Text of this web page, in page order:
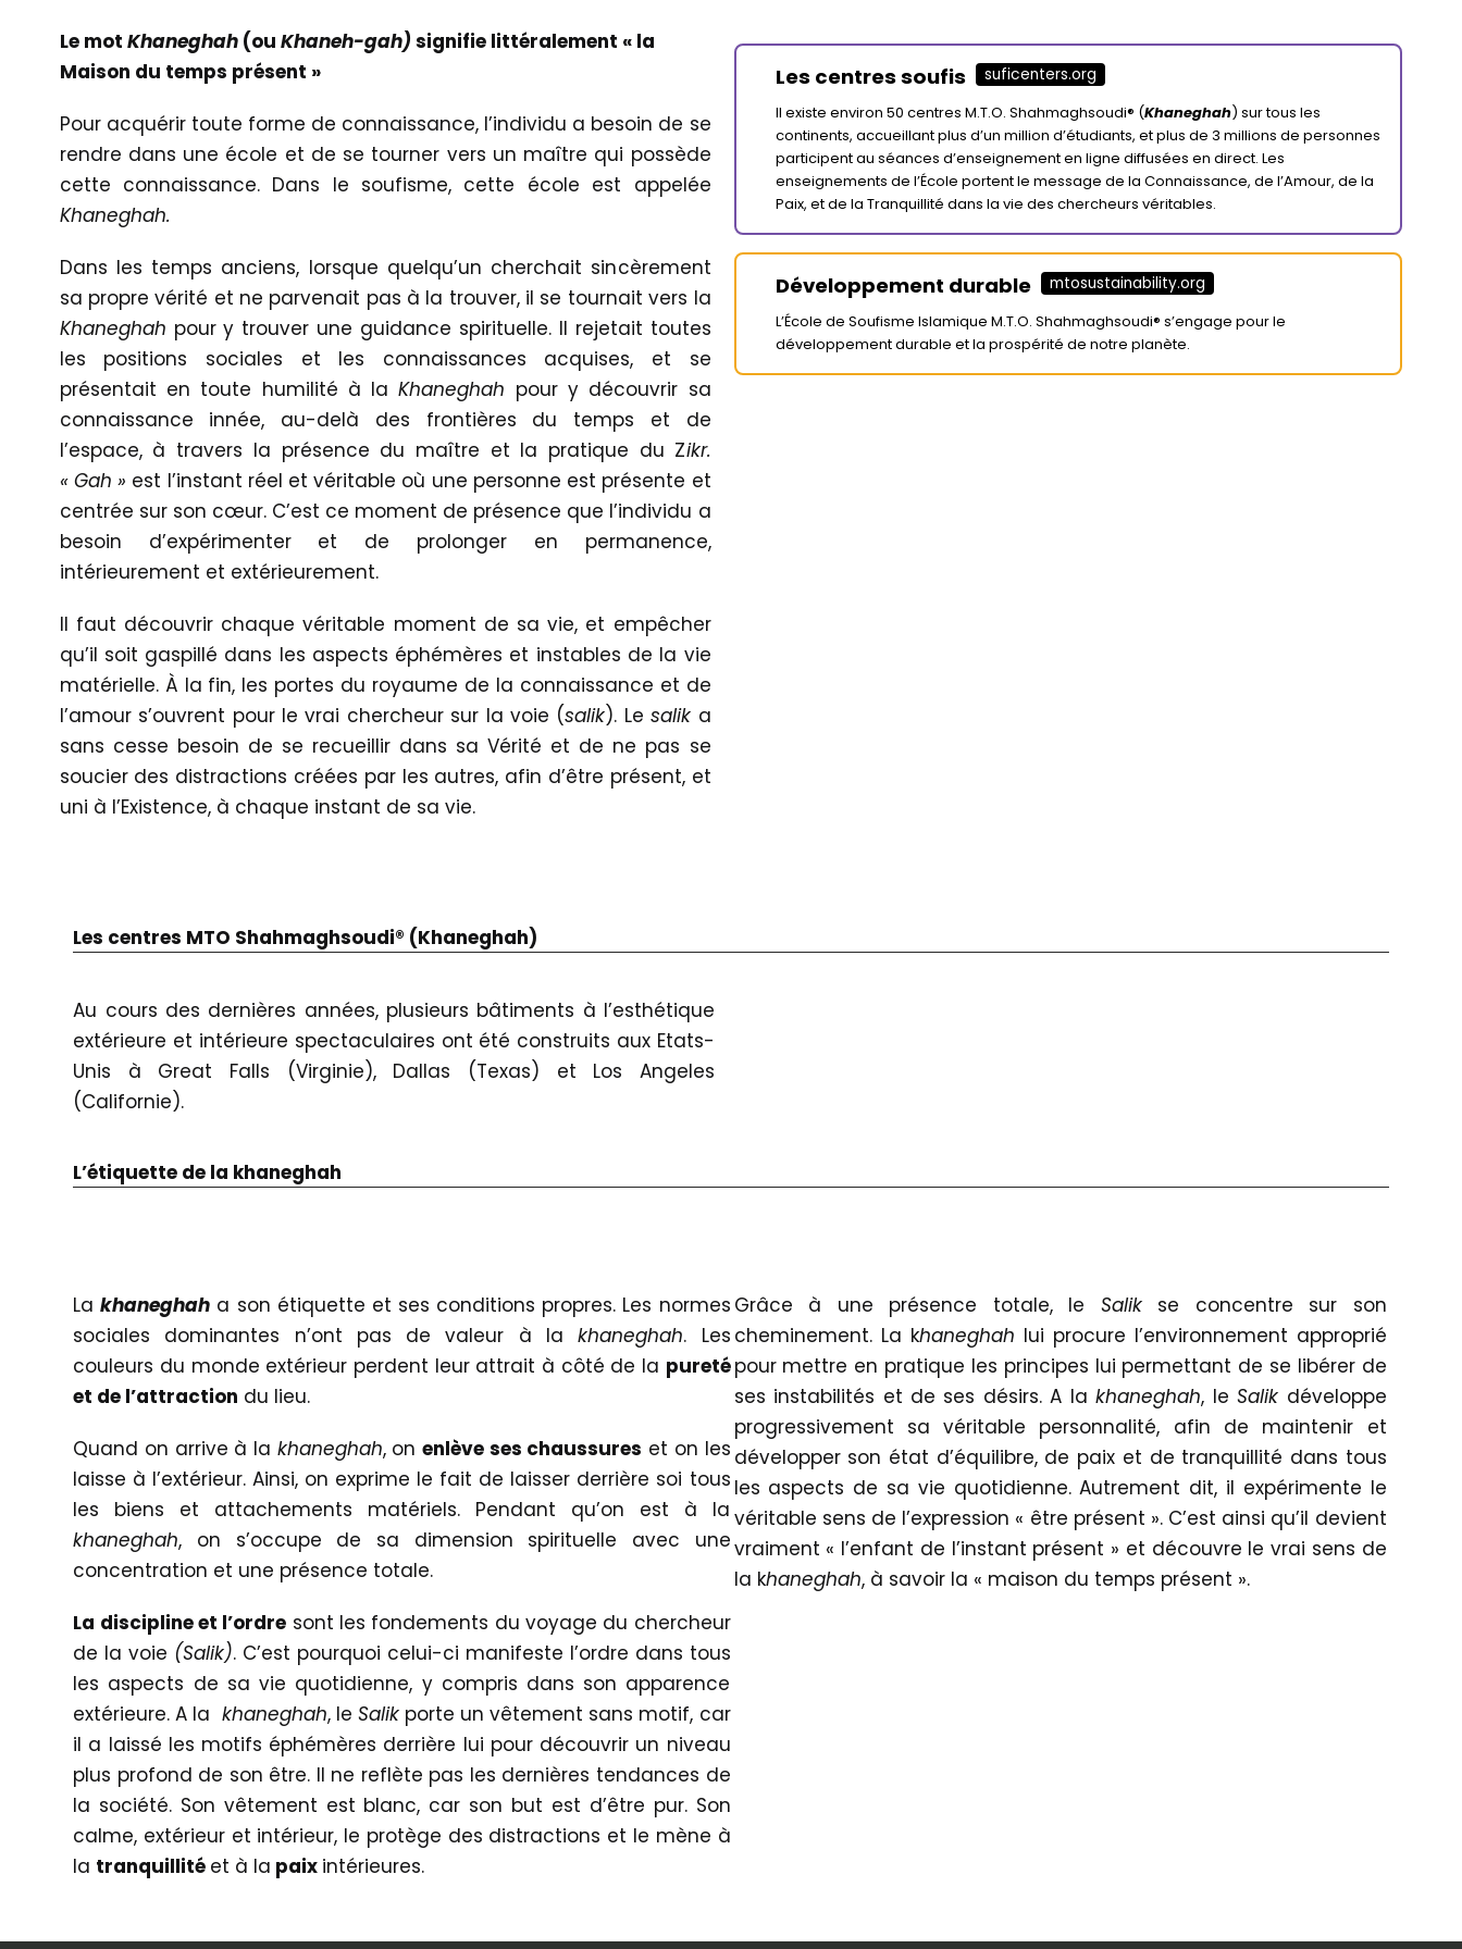
Le mot Khaneghah(ou Khaneh-gah) signifie littéralement « la
Maison du temps présent »
Pour acquérir toute forme de connaissance, l’individu a besoin de se
rendre dans une école et de se tourner vers un maître qui possède
cette connaissance. Dans le soufisme, cette école est appelée
Khaneghah.
Dans les temps anciens, lorsque quelqu’un cherchait sincèrement
sa propre vérité et ne parvenait pas à la trouver, il se tournait vers la
Khaneghah pour y trouver une guidance spirituelle. Il rejetait toutes
les positions sociales et les connaissances acquises, et se
présentait en toute humilité à laKhaneghah pour y découvrir sa
connaissance innée, au-delà des frontières du temps et de
l’espace, à travers la présence du maître et la pratique du Zikr.
« Gah » est l’instant réel et véritable où une personne est présente et
centrée sur son cœur. C’est ce moment de présence que l’individu a
besoin d’expérimenter et de prolonger en permanence,
intérieurement et extérieurement.
Il faut découvrir chaque véritable moment de sa vie, et empêcher
qu’il soit gaspillé dans les aspects éphémères et instables de la vie
matérielle. À la fin, les portes du royaume de la connaissance et de
l’amour s’ouvrent pour le vrai chercheur sur la voie (salik). Lesalik a
sans cesse besoin de se recueillir dans sa Vérité et de ne pas se
soucier des distractions créées par les autres, afin d’être présent, et
uni à l’Existence, à chaque instant de sa vie.
Les centres soufis
suficenters.org
Il existe environ 50 centres M.T.O. Shahmaghsoudi® (Khaneghah) sur tous les
continents, accueillant plus d’un million d’étudiants, et plus de 3 millions de personnes
participent au séances d’enseignement en ligne diffusées en direct. Les
enseignements de l’École portent le message de la Connaissance, de l’Amour, de la
Paix, et de la Tranquillité dans la vie des chercheurs véritables.
Développement durable
mtosustainability.org
L’École de Soufisme Islamique M.T.O. Shahmaghsoudi® s’engage pour le
développement durable et la prospérité de notre planète.
Les centres MTO Shahmaghsoudi® (Khaneghah)
Au cours des dernières années, plusieurs bâtiments à l’esthétique
extérieure et intérieure spectaculaires ont été construits aux Etats-
Unis à Great Falls (Virginie), Dallas (Texas) et Los Angeles
(Californie).
L’étiquette de la khaneghah
Lakhaneghah a son étiquette et ses conditions propres. Les normes
sociales dominantes n’ont pas de valeur à lakhaneghah. Les
couleurs du monde extérieur perdent leur attrait à côté de la pureté
et de l’attraction du lieu.
Quand on arrive à la khaneghah, onenlève ses chaussures et on les
laisse à l’extérieur. Ainsi, on exprime le fait de laisser derrière soi tous
les biens et attachements matériels. Pendant qu’on est à la
khaneghah, on s’occupe de sa dimension spirituelle avec une
concentration et une présence totale.
La discipline et l’ordre sont les fondements du voyage du chercheur
de la voie (Salik). C’est pourquoi celui-ci manifeste l’ordre dans tous
les aspects de sa vie quotidienne, y compris dans son apparence
extérieure. A la khaneghah, le Salikporte un vêtement sans motif, car
il a laissé les motifs éphémères derrière lui pour découvrir un niveau
plus profond de son être. Il ne reflète pas les dernières tendances de
la société. Son vêtement est blanc, car son but est d’être pur. Son
calme, extérieur et intérieur, le protège des distractions et le mène à
la tranquillité et à la paix intérieures.
Grâce à une présence totale, le Salikse concentre sur son
cheminement. La khaneghah lui procure l’environnement approprié
pour mettre en pratique les principes lui permettant de se libérer de
ses instabilités et de ses désirs. A lakhaneghah, leSalik développe
progressivement sa véritable personnalité, afin de maintenir et
développer son état d’équilibre, de paix et de tranquillité dans tous
les aspects de sa vie quotidienne. Autrement dit, il expérimente le
véritable sens de l’expression « être présent ». C’est ainsi qu’il devient
vraiment « l’enfant de l’instant présent » et découvre le vrai sens de
la khaneghah, à savoir la « maison du temps présent ».